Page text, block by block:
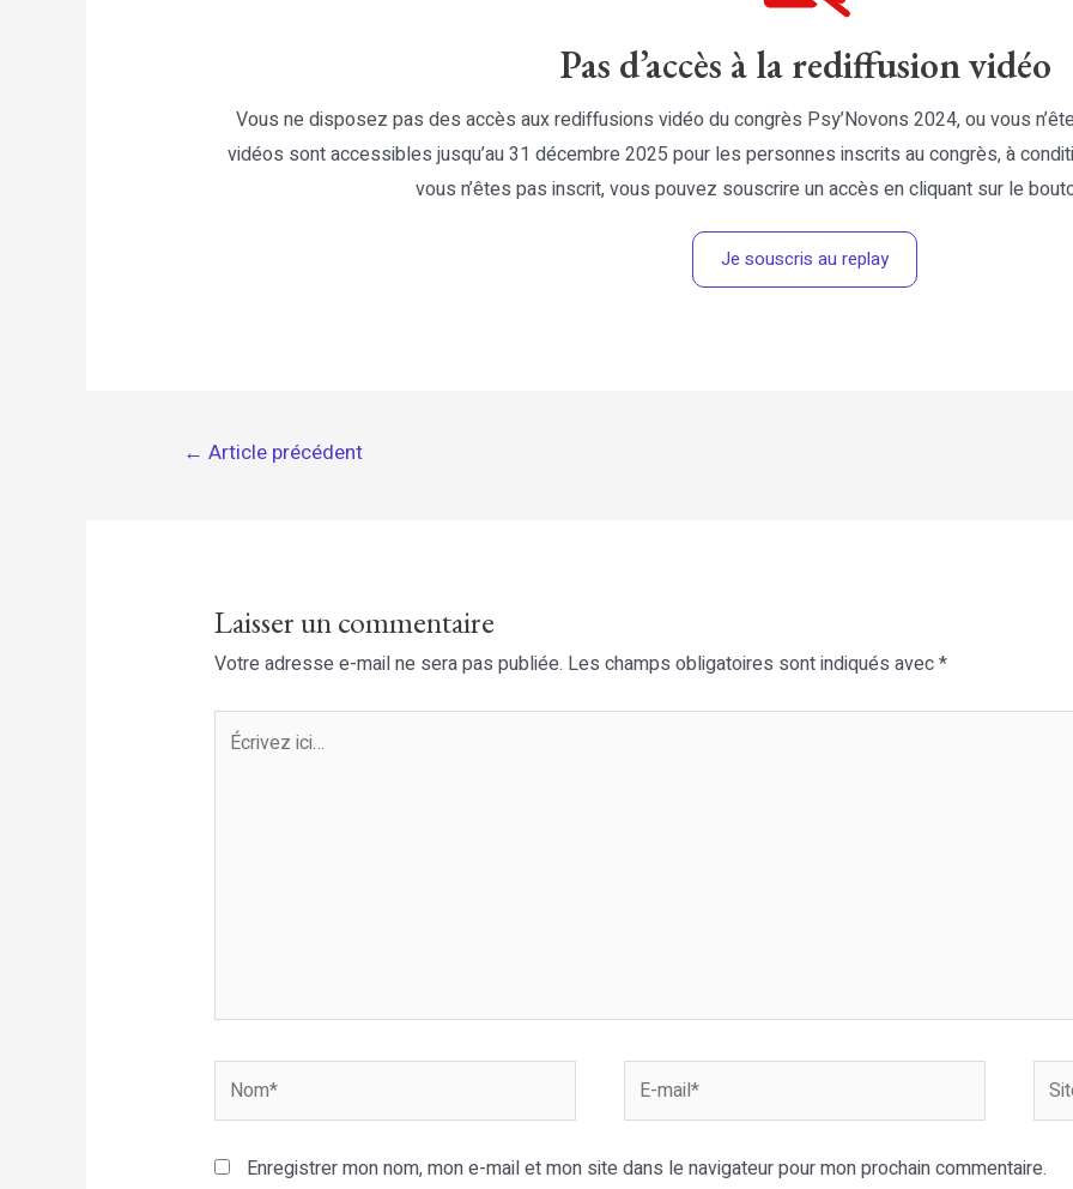
Pas d’accès à la rediffusion vidéo
Vous ne disposez pas des accès aux rediffusions vidéo du congrès Psy’Novons 2024, ou vous
vidéos sont accessibles jusqu’au 31 décembre 2025 pour les personnes inscrits au congrès, à
vous n’êtes pas inscrit, vous pouvez souscrire un accès en cliquant sur le
Je souscris au replay
Navigation
← Article précédent
Laisser un commentaire
Votre adresse e-mail ne sera pas publiée. Les champs obligatoires sont indiqués avec*
Écrivez
Nom*
Site
Enregistrer mon nom, mon e-mail et mon site dans le navigateur pour mon prochain commentaire.